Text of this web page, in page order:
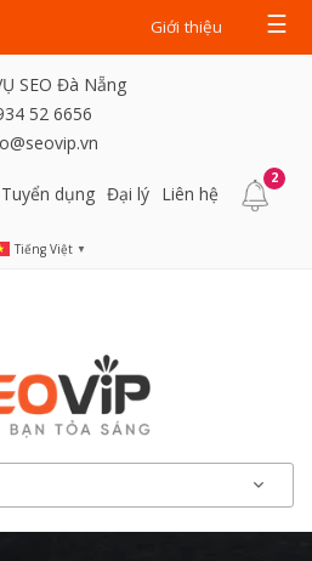
Giới thiệu ☰
SEO Đà Nẵng
52 6656
Tuyển dụng Đại lý Liên hệ
2
Tiếng Việt ▼